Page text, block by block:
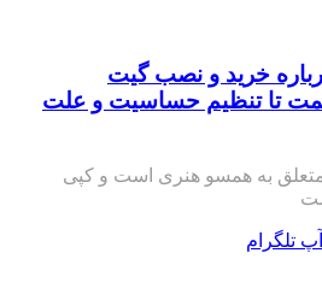
خرید و نصب گیت
تا تنظیم حساسیت و علت
به همسو هنری است و کپی
تلگرام